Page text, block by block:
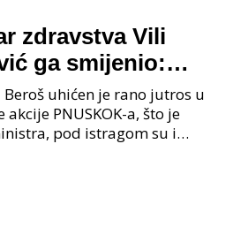
zdravstva Vili
ga smijenio:
a zbog korupcije
uhićen je rano jutros u
PNUSKOK-a, što je
pod istragom su i